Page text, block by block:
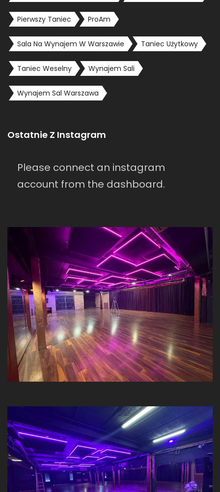
Pierwszy Taniec ProAm
Sala Na Wynajem W Warszawie Taniec Użytkowy
Taniec Weselny Wynajem Sali
Wynajem Sal Warszawa
Ostatnie Z Instagram
Please connect an instagram
account from the dashboard.